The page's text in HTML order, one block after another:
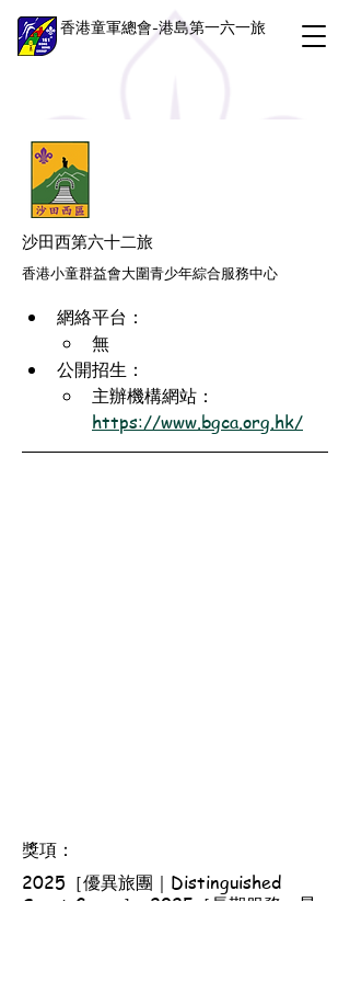
香港童軍總會-港島第一六一旅
沙田西第六十二旅
香港小童群益會大圍青少年綜合服務中心
網絡平台：
無
公開招生：
主辦機構網站：
https://www.bgca.org.hk/
獎項：
2025［優異旅團｜Distinguished
Scout Group］, 2025［長期服務一星